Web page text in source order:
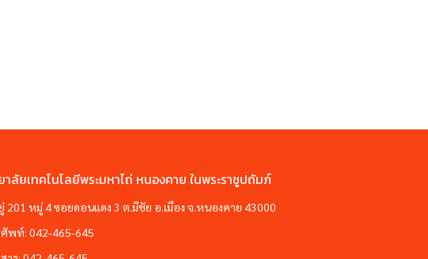
าลัยเทคโนโลยีพระมหาไถ่ หนองคาย ในพระราชูปถัมภ์
201 หมู่ 4 ซอยดอนแดง 3 ต.มีชัย อ.เมือง จ.หนองคาย 43000
ศัพท์: 042-465-645